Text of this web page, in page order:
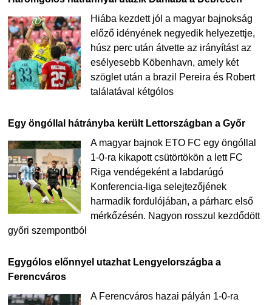
Hiába kezdett jól a magyar bajnokság
előző idényének negyedik helyezettje,
húsz perc után átvette az irányítást az
esélyesebb Köbenhavn, amely két
szöglet után a brazil Pereira és Robert
találatával kétgólos
Egy öngóllal hátrányba került Lettországban a Győr
A magyar bajnok ETO FC egy öngóllal
1-0-ra kikapott csütörtökön a lett FC
Riga vendégeként a labdarúgó
Konferencia-liga selejtezőjének
harmadik fordulójában, a párharc első
mérkőzésén. Nagyon rosszul kezdődött
győri szempontból
Egygólos előnnyel utazhat Lengyelországba a
Ferencváros
A Ferencváros hazai pályán 1-0-ra